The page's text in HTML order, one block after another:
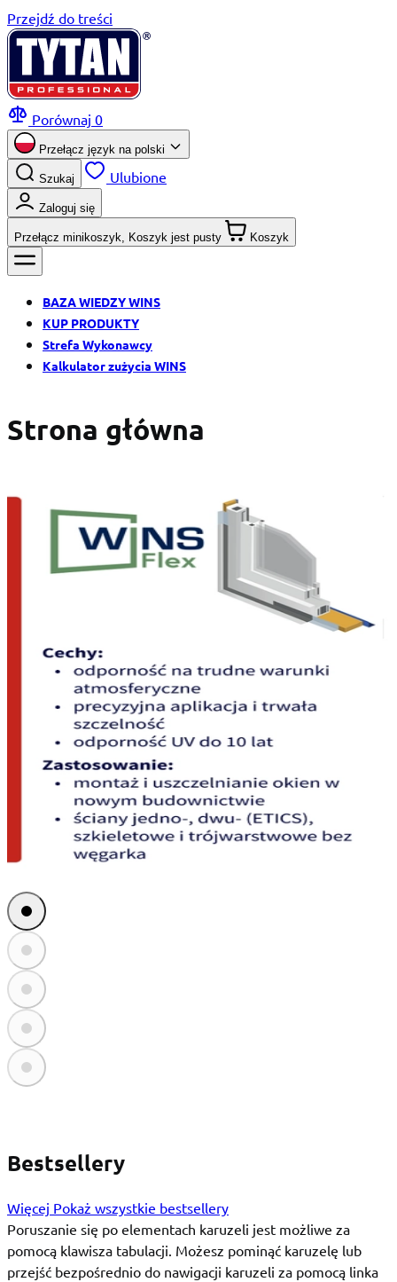
Przejdź do treści
Porównaj 0
Przełącz język na polski
Szukaj Ulubione
Zaloguj się
Przełącz minikoszyk, Koszyk jest pusty Koszyk
BAZA WIEDZY WINS
KUP PRODUKTY
Strefa Wykonawcy
Kalkulator zużycia WINS
Strona główna
Bestsellery
Więcej Pokaż wszystkie bestsellery
Poruszanie się po elementach karuzeli jest możliwe za
pomocą klawisza tabulacji. Możesz pominąć karuzelę lub
przejść bezpośrednio do nawigacji karuzeli za pomocą linka